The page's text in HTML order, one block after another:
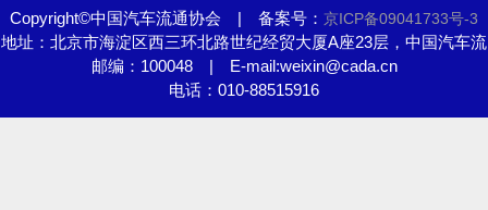
Copyright©中国汽车流通协会 | 备案号： 京ICP备09041733号-3
地址：北京市海淀区西三环北路世纪经贸大厦A座23层，中国汽车流
通协会
邮编：100048 | E-mail:weixin@cada.cn
电话：010-88515916